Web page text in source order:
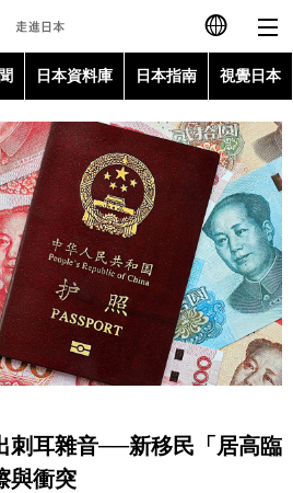
日本語
English
简体字
Français
Español
العربية
日本資料庫 日本指南 視覺日本
刺耳雜音──新移民「居高臨
與衝突